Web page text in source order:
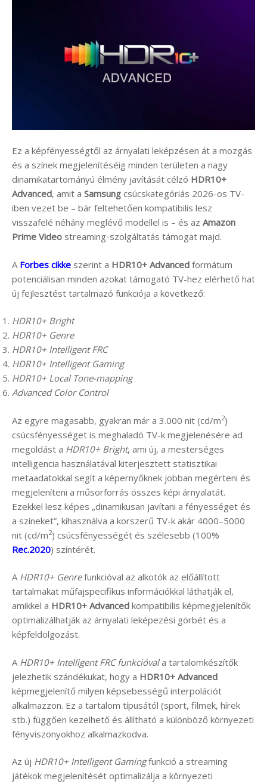
Ez a képfényességtől az árnyalati leképzésen át a mozgás
és a színek megjelenítéséig minden területen a nagy
dinamikatartományú élmény javítását célzó HDR10+
Advanced, amit a Samsung csúcskategóriás 2026-os TV-
iben vezet be – bár feltehetően kompatibilis lesz
visszafelé néhány meglévő modellel is – és az Amazon
Prime Video streaming-szolgáltatás támogat majd.
A Forbes cikke szerint a HDR10+ Advanced formátum
potenciálisan minden azokat támogató TV-hez elérhető hat
új fejlesztést tartalmazó funkciója a következő:
HDR10+ Bright
HDR10+ Genre
HDR10+ Intelligent FRC
HDR10+ Intelligent Gaming
HDR10+ Local Tone-mapping
Advanced Color Control
Az egyre magasabb, gyakran már a 3.000 nit (cd/m2)
csúcsfényességet is meghaladó TV-k megjelenésére ad
megoldást a HDR10+ Bright, ami új, a mesterséges
intelligencia használatával kiterjesztett statisztikai
metaadatokkal segít a képernyőknek jobban megérteni és
megjeleníteni a műsorforrás összes képi árnyalatát.
Ezekkel lesz képes „dinamikusan javítani a fényességet és
a színeket”, kihasználva a korszerű TV-k akár 4000–5000
nit (cd/m2) csúcsfényességét és szélesebb (100%
Rec.2020) színtérét.
A HDR10+ Genrefunkcióval az alkotók az előállított
tartalmakat műfajspecifikus információkkal láthatják el,
amikkel a HDR10+ Advanced kompatibilis képmegjelenítők
optimalizálhatják az árnyalati leképezési görbét és a
képfeldolgozást.
A HDR10+ Intelligent FRC funkcióvala tartalomkészítők
jelezhetik szándékukat, hogy a HDR10+ Advanced
képmegjelenítő milyen képsebességű interpolációt
alkalmazzon. Ez a tartalom típusától (sport, filmek, hírek
stb.) függően kezelhető és állítható a különböző környezeti
fényviszonyokhoz alkalmazkodva.
Az új HDR10+ Intelligent Gamingfunkció a streaming
játékok megjelenítését optimalizálja a környezeti